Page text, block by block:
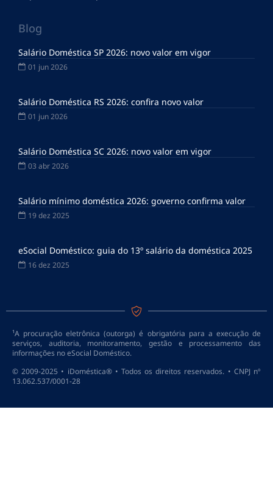
Blog
Salário Doméstica SP 2026: novo valor em vigor
01 jun 2026
Salário Doméstica RS 2026: confira novo valor
01 jun 2026
Salário Doméstica SC 2026: novo valor em vigor
03 abr 2026
Salário mínimo doméstica 2026: governo confirma valor
19 dez 2025
eSocial Doméstico: guia do 13º salário da doméstica 2025
16 dez 2025
¹A procuração eletrônica (outorga) é obrigatória para a execução de
serviços, auditoria, monitoramento, gestão e processamento das
informações no eSocial Doméstico.
© 2009-2025 • iDoméstica® • Todos os direitos reservados. • CNPJ nº
13.062.537/0001-28